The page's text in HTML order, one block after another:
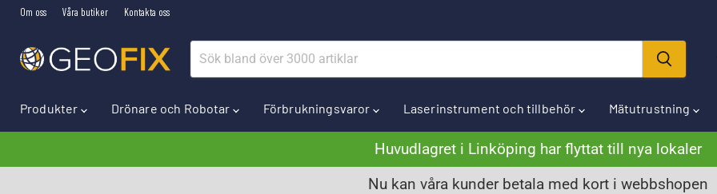
Om oss Våra butiker Kontakta oss
Produkter Drönare och Robotar Förbrukningsvaror Laserinstrument och tillbehör Mätutrustning
Huvudlagret i Linköping har flyttat till nya lokaler
Nu kan våra kunder betala med kort i webbshopen